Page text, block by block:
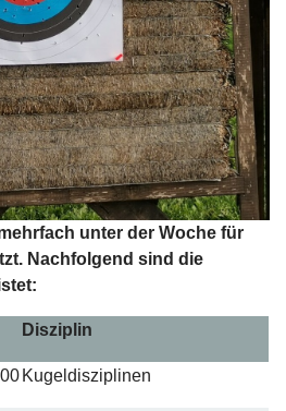
unter der Woche für
Nachfolgend sind die
Disziplin
Kugeldisziplinen